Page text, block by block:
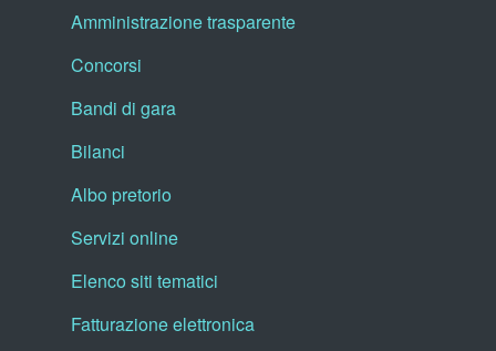
Amministrazione trasparente
Concorsi
Bandi di gara
Bilanci
Albo pretorio
Servizi online
Elenco siti tematici
Fatturazione elettronica